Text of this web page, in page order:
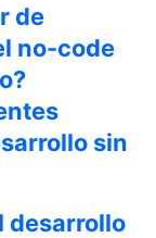
de
no-code
sin
desarrollo